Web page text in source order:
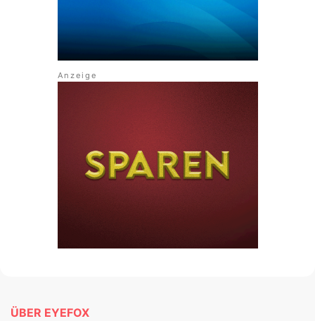
ÜBER EYEFOX